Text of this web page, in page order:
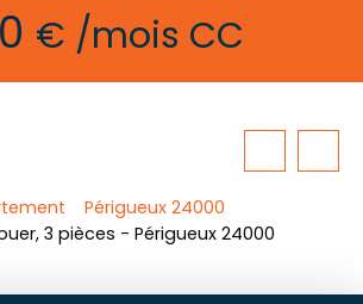
€ /mois CC
Périgueux 24000
3 pièces - Périgueux 24000